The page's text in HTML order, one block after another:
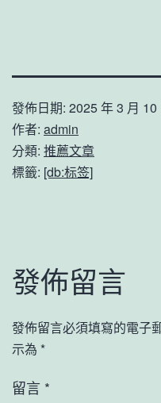
發佈日期: 2025 年 3 月 10
作者: admin
分類: 推薦文章
標籤: [db:标签]
發佈留言
發佈留言必須填寫的電子
示為 *
留言 *